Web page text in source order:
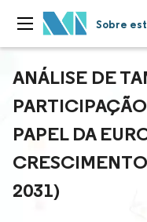
Sobre
ANÁLISE DE
PAPEL DA
2031)